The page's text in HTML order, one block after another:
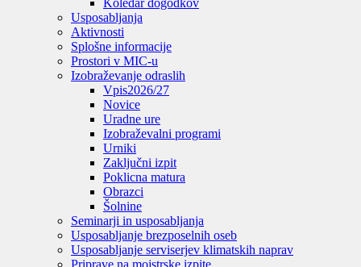
Koledar dogodkov
Usposabljanja
Aktivnosti
Splošne informacije
Prostori v MIC-u
Izobraževanje odraslih
Vpis2026/27
Novice
Uradne ure
Izobraževalni programi
Urniki
Zaključni izpit
Poklicna matura
Obrazci
Šolnine
Seminarji in usposabljanja
Usposabljanje brezposelnih oseb
Usposabljanje serviserjev klimatskih naprav
Priprave na mojstrske izpite